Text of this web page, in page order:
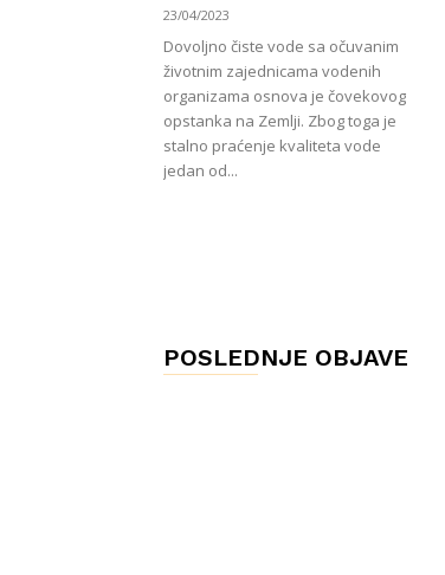
23/04/2023
Dovoljno čiste vode sa očuvanim
životnim zajednicama vodenih
organizama osnova je čovekovog
opstanka na Zemlji. Zbog toga je
stalno praćenje kvaliteta vode
jedan od...
POSLEDNJE OBJAVE